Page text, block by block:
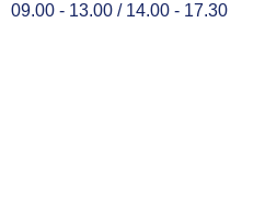
09.00 - 13.00 / 14.00 - 17.30